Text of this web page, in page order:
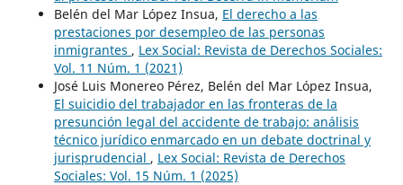
Belén del Mar López Insua, El derecho a las
prestaciones por desempleo de las personas
inmigrantes , Lex Social: Revista de Derechos Sociales:
Vol. 11 Núm. 1 (2021)
José Luis Monereo Pérez, Belén del Mar López Insua,
El suicidio del trabajador en las fronteras de la
presunción legal del accidente de trabajo: análisis
técnico jurídico enmarcado en un debate doctrinal y
jurisprudencial , Lex Social: Revista de Derechos
Sociales: Vol. 15 Núm. 1 (2025)